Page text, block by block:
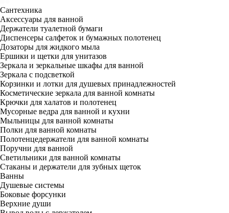
Сантехника
Аксессуары для ванной
Держатели туалетной бумаги
Диспенсеры салфеток и бумажных полотенец
Дозаторы для жидкого мыла
Ершики и щетки для унитазов
Зеркала и зеркальные шкафы для ванной
Зеркала с подсветкой
Корзинки и лотки для душевых принадлежностей
Косметические зеркала для ванной комнаты
Крючки для халатов и полотенец
Мусорные ведра для ванной и кухни
Мыльницы для ванной комнаты
Полки для ванной комнаты
Полотенцедержатели для ванной комнаты
Поручни для ванной
Светильники для ванной комнаты
Стаканы и держатели для зубных щеток
Ванны
Душевые системы
Боковые форсунки
Верхние души